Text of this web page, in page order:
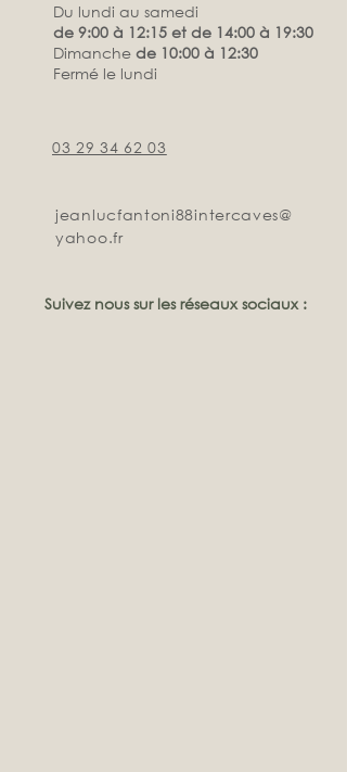
Du lundi au samedi
de 9:00 à 12:15 et de 14:00 à 19:30
Dimanche de 10:00 à 12:30
Fermé le lundi
03 29 34 62 03
jeanlucfantoni88intercaves@
yahoo.fr
Suivez nous sur les réseaux sociaux :